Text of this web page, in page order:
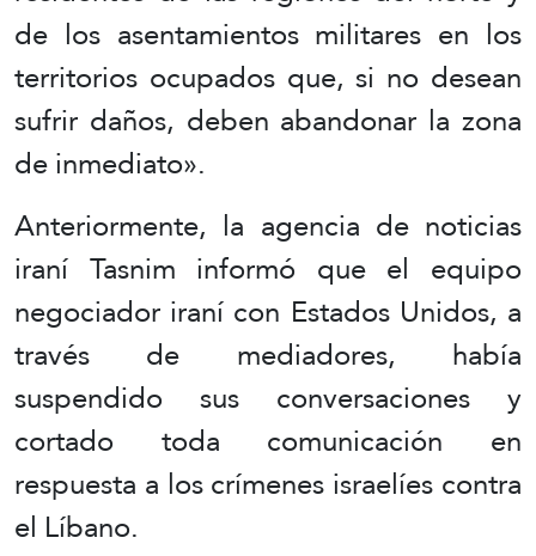
de los asentamientos militares en los
territorios ocupados que, si no desean
sufrir daños, deben abandonar la zona
de inmediato».
Anteriormente, la agencia de noticias
iraní Tasnim informó que el equipo
negociador iraní con Estados Unidos, a
través de mediadores, había
suspendido sus conversaciones y
cortado toda comunicación en
respuesta a los crímenes israelíes contra
el Líbano.